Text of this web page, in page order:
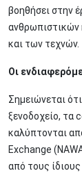
βοηθήσει στην
ανθρωπιστικών
και των τεχνών.
Οι
Σημειώνεται
ξενοδοχείο, τα
καλύπτονται
Exchange
από τους